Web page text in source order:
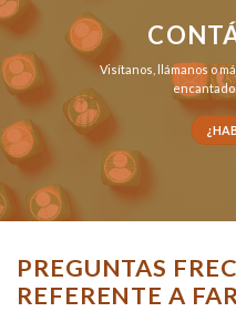
Visítanos, llámanoso
PREGUNTAS
REFERENTE A